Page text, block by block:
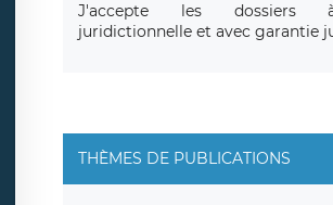
J'accepte les dossiers
juridictionnelle et avec garantie
THÈMES DE PUBLICATIONS